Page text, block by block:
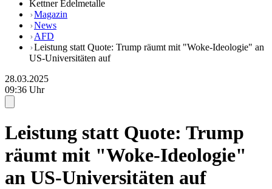
Kettner Edelmetalle
Magazin
News
AFD
Leistung statt Quote: Trump räumt mit "Woke-Ideologie" an
US-Universitäten auf
28.03.2025
09:36 Uhr
Leistung statt Quote: Trump
räumt mit "Woke-Ideologie"
an US-Universitäten auf